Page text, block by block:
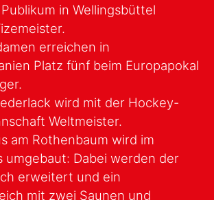
in Wellingsbüttel
erreichen in
Platz fünf beim Europapokal
wird mit der Hockey-
Weltmeister.
am Rothenbaum wird im
umgebaut: Dabei werden der
erweitert und ein
mit zwei Saunen und